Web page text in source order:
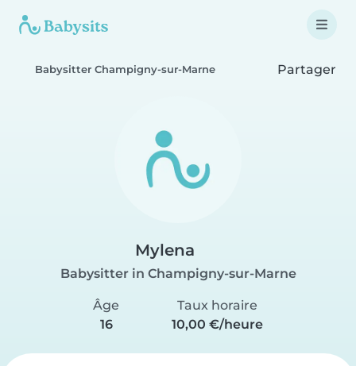
Babysitter Champigny-sur-Marne Partager
Mylena
Babysitter in Champigny-sur-Marne
Âge
16
Taux horaire
10,00 €/heure